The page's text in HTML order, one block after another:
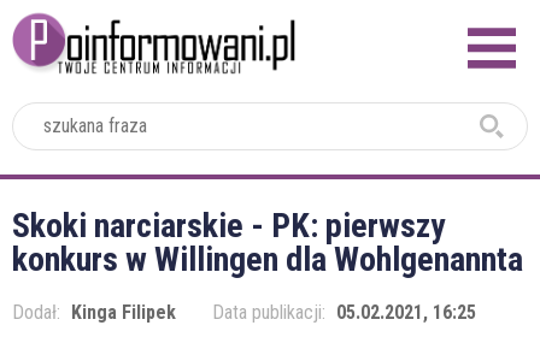
Skoki narciarskie - PK: pierwszy
konkurs w Willingen dla Wohlgenannta
Dodał: Kinga Filipek Data publikacji: 05.02.2021, 16:25